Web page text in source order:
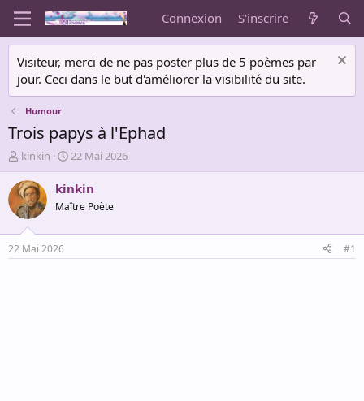
Connexion S'inscrire
Visiteur, merci de ne pas poster plus de 5 poèmes par
jour. Ceci dans le but d'améliorer la visibilité du site.
Humour
Trois papys à l'Ephad
A
u
t
e
u
r
d
e
kinkin
D
a
t
e
d
é
22 Mai 2026
kinkin
Maître Poète
22 Mai 2026 #1